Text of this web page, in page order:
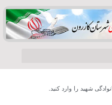
شهید را وارد کنید.